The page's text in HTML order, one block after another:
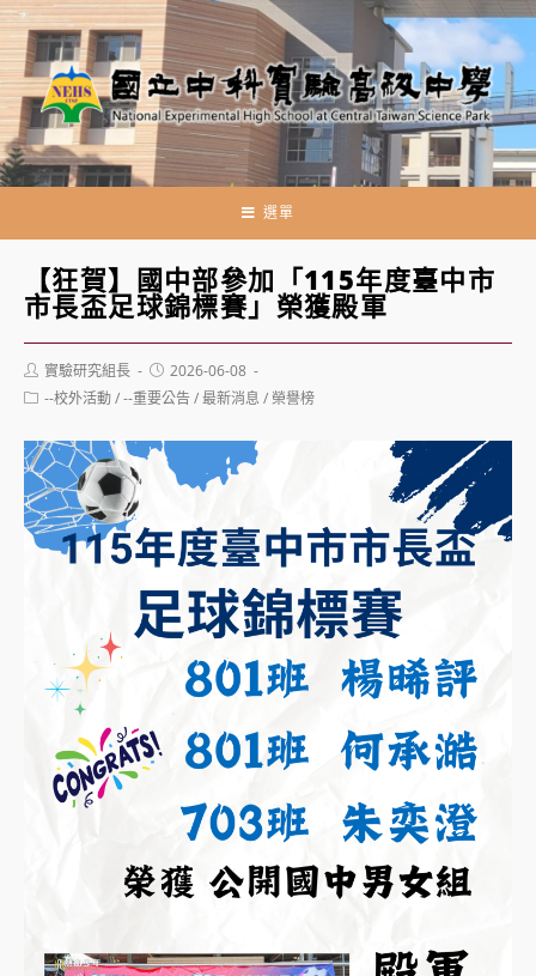
跳
轉
至
主
要
內
選單
【狂賀】國中部參加「115年度臺中市
市長盃足球錦標賽」榮獲殿軍
Post
author:
實驗研究組長
Post
published:
2026-06-08
Post--校外活動/--重要公告/最新消息 /榮譽榜